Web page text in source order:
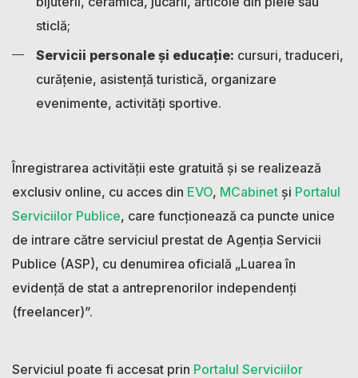
sticlă;
Servicii personale și educație: cursuri, traduceri,
curățenie, asistență turistică, organizare
evenimente, activități sportive.
Înregistrarea activității este gratuită și se realizează
exclusiv online, cu acces din EVO, MCabinet și Portalul
Serviciilor Publice, care funcționează ca puncte unice
de intrare către serviciul prestat de Agenția Servicii
Publice (ASP), cu denumirea oficială „Luarea în
evidență de stat a antreprenorilor independenți
(freelancer)”.
Serviciul poate fi accesat prin Portalul Serviciilor